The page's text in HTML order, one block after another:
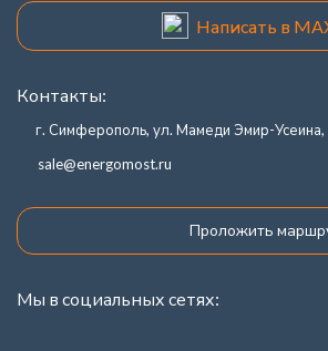
Написать в
Контакты:
г. Симферополь, ул. Мамеди Эмир-
sale@energomost.ru
Проложить
Мы в социальных сетях: